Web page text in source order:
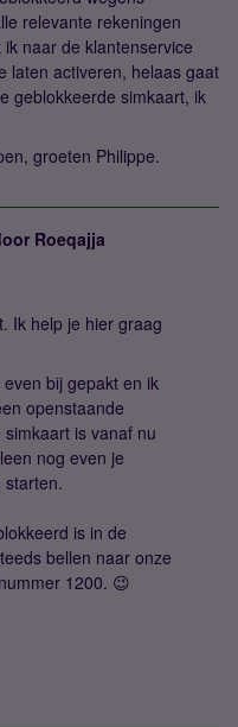
relevante rekeningen
naar de klantenservice
laten activeren, helaas gaat
geblokkeerde simkaart, ik
groeten Philippe.
Roeqajja
Ik help je hier graag
bij gepakt en ik
openstaande
is vanaf nu
nog even je
starten.
is in de
bellen naar onze
1200. 😉